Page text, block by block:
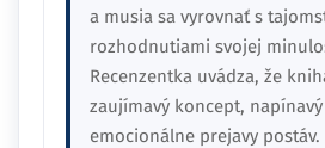
a musia sa vyrovnať s
rozhodnutiami svojej
Recenzentka uvádza, že
zaujímavý koncept,
emocionálne prejavy postáv.